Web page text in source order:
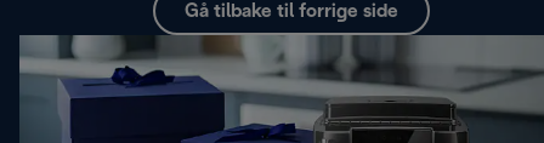
Gå tilbake til forrige side